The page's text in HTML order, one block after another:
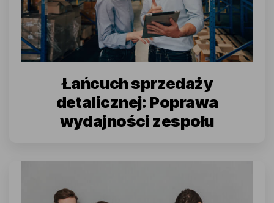
Łańcuch sprzedaży
detalicznej: Poprawa
wydajności zespołu